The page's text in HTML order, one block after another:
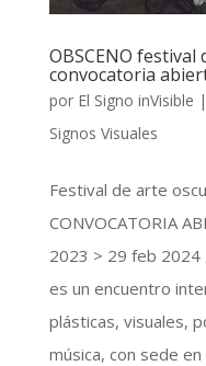
OBSCENO
convocatoria
por El Signo inVisible |
Signos Visuales
Festival de arte
CONVOCATORIA
2023 > 29 feb 2024
es un encuentro
plásticas, visuales,
música, con sede en